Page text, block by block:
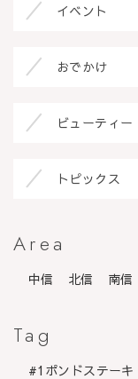
イベント
おでかけ
ビューティー
トピックス
Area
中信 北信 南信
Tag
1ポンドステーキ